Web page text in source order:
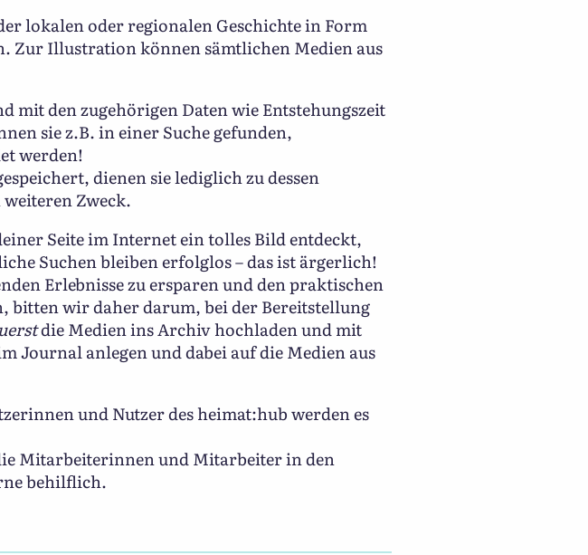
lokalen oder regionalen Geschichte in Form
Zur Illustration können sämtlichen Medien aus
mit den zugehörigen Daten wie Entstehungszeit
sie z.B. in einer Suche gefunden,
werden!
dienen sie lediglich zu dessen
Zweck.
Seite im Internet ein tolles Bild entdeckt,
Suchen bleiben erfolglos – das ist ärgerlich!
Erlebnisse zu ersparen und den praktischen
bitten wir daher darum, bei der Bereitstellung
die Medien ins Archiv hochladen und mit
Journal anlegen und dabei auf die Medien aus
und Nutzer des heimat:hub werden es
Mitarbeiterinnen und Mitarbeiter in den
behilflich.